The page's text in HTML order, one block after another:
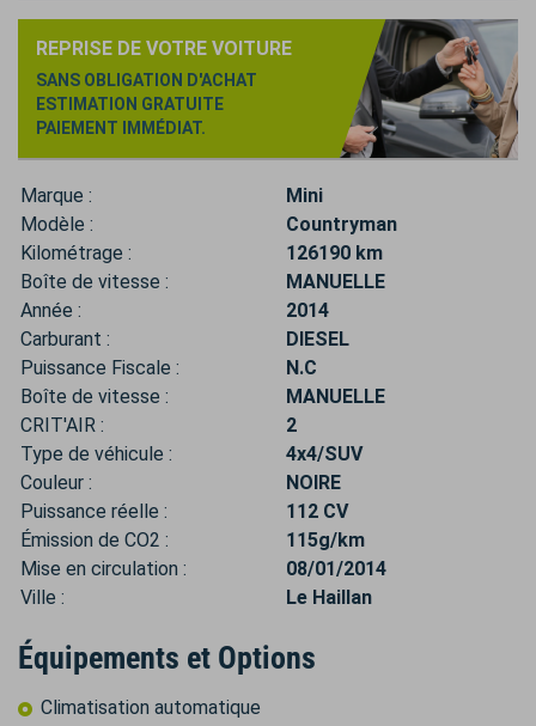
REPRISE DE VOTRE VOITURE
SANS OBLIGATION D'ACHAT
ESTIMATION GRATUITE
PAIEMENT IMMÉDIAT.
Marque :
Mini
Modèle :
Countryman
Kilométrage :
126190 km
Boîte de vitesse :
MANUELLE
Année :
2014
Carburant :
DIESEL
Puissance Fiscale :
N.C
Boîte de vitesse :
MANUELLE
CRIT'AIR :
2
Type de véhicule :
4x4/SUV
Couleur :
NOIRE
Puissance réelle :
112 CV
Émission de CO2 :
115g/km
Mise en circulation :
08/01/2014
Ville :
Le Haillan
Équipements et Options
Climatisation automatique